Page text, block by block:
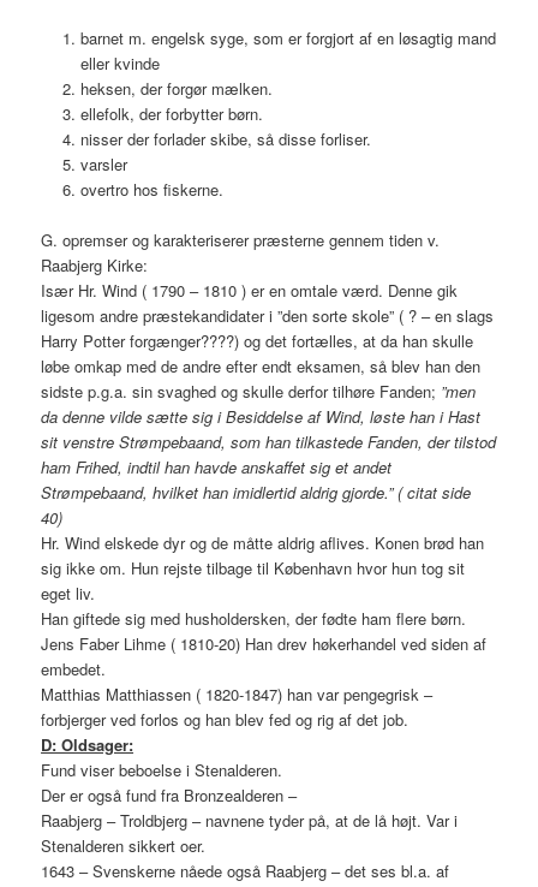
barnet m. engelsk syge, som er forgjort af en løsagtig mand
eller kvinde
heksen, der forgør mælken.
ellefolk, der forbytter børn.
nisser der forlader skibe, så disse forliser.
varsler
overtro hos fiskerne.
G. opremser og karakteriserer præsterne gennem tiden v.
Raabjerg Kirke:
Især Hr. Wind ( 1790 – 1810 ) er en omtale værd. Denne gik
ligesom andre præstekandidater i ”den sorte skole” ( ? – en slags
Harry Potter forgænger????) og det fortælles, at da han skulle
løbe omkap med de andre efter endt eksamen, så blev han den
sidste p.g.a. sin svaghed og skulle derfor tilhøre Fanden; ”men
da denne vilde sætte sig i Besiddelse af Wind, løste han i Hast
sit venstre Strømpebaand, som han tilkastede Fanden, der tilstod
ham Frihed, indtil han havde anskaffet sig et andet
Strømpebaand, hvilket han imidlertid aldrig gjorde.” ( citat side
40)
Hr. Wind elskede dyr og de måtte aldrig aflives. Konen brød han
sig ikke om. Hun rejste tilbage til København hvor hun tog sit
eget liv.
Han giftede sig med husholdersken, der fødte ham flere børn.
Jens Faber Lihme ( 1810-20) Han drev høkerhandel ved siden af
embedet.
Matthias Matthiassen ( 1820-1847) han var pengegrisk –
forbjerger ved forlos og han blev fed og rig af det job.
D: Oldsager:
Fund viser beboelse i Stenalderen.
Der er også fund fra Bronzealderen –
Raabjerg – Troldbjerg – navnene tyder på, at de lå højt. Var i
Stenalderen sikkert oer.
1643 – Svenskerne nåede også Raabjerg – det ses bl.a. af